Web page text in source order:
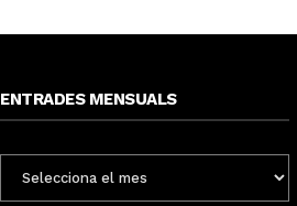
ENTRADES MENSUALS
MENSUALS